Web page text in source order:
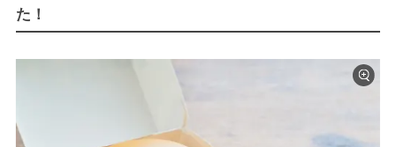
た！